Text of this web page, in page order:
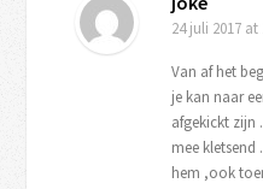
24 juli 2017 at
Van af het
je kan naar
afgekickt zijn
mee
hem ,ook